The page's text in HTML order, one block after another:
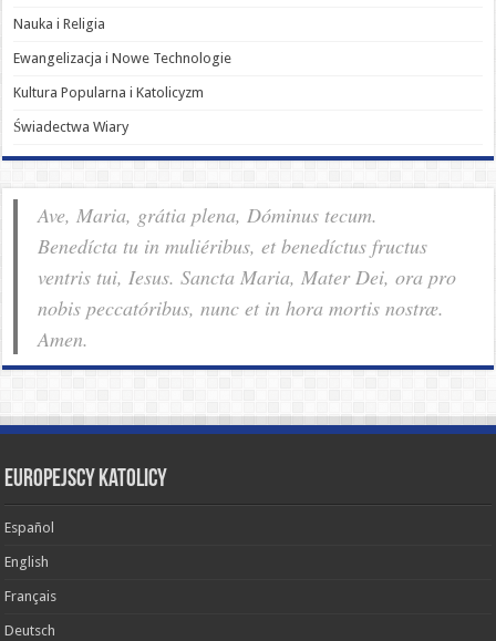
Nauka i Religia
Ewangelizacja i Nowe Technologie
Kultura Popularna i Katolicyzm
Świadectwa Wiary
Ave, Maria, grátia plena, Dóminus tecum.
Benedícta tu in muliéribus, et benedíctus fructus
ventris tui, Iesus. Sancta Maria, Mater Dei, ora pro
nobis pec­ca­tóribus, nunc et in hora mortis nostræ.
Amen.
Europejscy katolicy
Español
English
Français
Deutsch